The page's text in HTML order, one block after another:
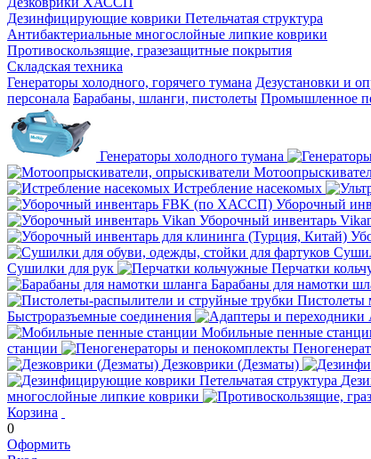
Дезинфицирующие коврики Петельчатая структура
Антибактериальные многослойные липкие коврики
Противоскользящие, гразезащитные покрытия
Складская техника
Генераторы холодного, горячего тумана Дезустановки и
персонала Барабаны, шланги, пистолеты Промышленное
Генераторы холодного тумана
Истребление насекомых
Уборочный
Уборочный инвентарь
Сушилки для рук
Перчатки
Барабаны для намотки
Пистолеты
Быстроразъемные соединения
Мобильные пенные
станции
Дезковрики (Дезматы)
многослойные липкие коврики
Корзина
0
Оформить